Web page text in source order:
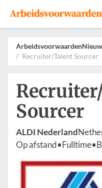
Events
Adverteren
Leveranciers
Werkgevers
Recruiter/Talent Sourcer
Sourcer
ALDI Nederland
Op afstand•Fulltime•